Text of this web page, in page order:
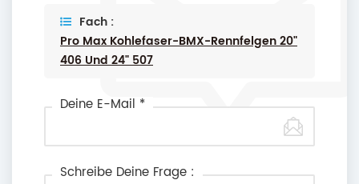
Fach :
Pro Max Kohlefaser-BMX-Rennfelgen 20"
406 Und 24" 507
Deine E-Mail *
Schreibe Deine Frage :